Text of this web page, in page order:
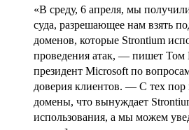
«В среду, 6 апреля, мы
суда, разрешающее нам взять
доменов, которые Strontium
проведения атак, — пишет Том
президент Microsoft по
доверия клиентов. — С тех пор
домены, что вынуждает
использования, а мы можем